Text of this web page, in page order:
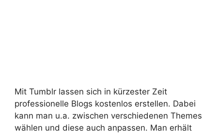
Mit Tumblr lassen sich in kürzester Zeit
professionelle Blogs kostenlos erstellen. Dabei
kann man u.a. zwischen verschiedenen Themes
wählen und diese auch anpassen. Man erhält